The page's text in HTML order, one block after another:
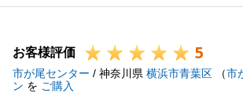
不動産に関してなにかお困りのこと
今後ともよろしくお願いいたします。
お客様評価 5
市が尾センター / 神奈川県 横浜市青葉区 （市
ン を ご購入